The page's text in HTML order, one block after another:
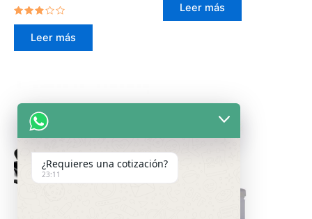
Valorado
2.70Leer más
Leer más
¿Requieres una cotización?
23:11